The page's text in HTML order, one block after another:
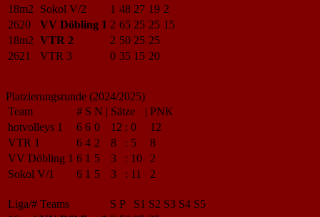
18m2
Sokol V/2 1 48 27 19 2
2620
VV Döbling 1 2 65 25 25 15
18m2 VTR 2 2 50 25 25
2621
VTR 3 0 35 15 20
Platzierungsrunde (2024/2025)
Team
# S N | Sätze | PNK
hotvolleys 1
6 6 0 12 : 0
12
VTR 1
6 4 2 8 : 5
8
VV Döbling 1 6 1 5 3 : 10
2
Sokol V/1
6 1 5 3 : 11 2
Liga/# Teams S P S1 S2 S3 S4 S5